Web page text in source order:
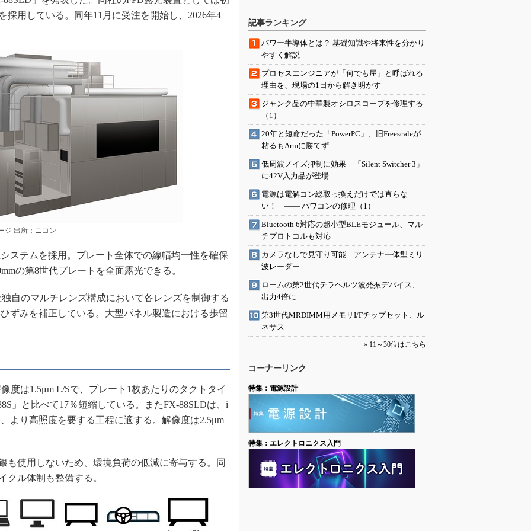
動入門講
設計」
験はど
Thread
Wave
採用している。同年11月に受注を開始し、2026年4
ジ 出所：ニコン
テムを採用。プレート全体での線幅均一性を確保
の第8世代プレートを全面露光できる。
自のマルチレンズ構成において各レンズを制御する
ずみを補正している。大型パネル製造における歩留
は1.5μm L/Sで、プレート1枚あたりのタクトタイ
」と比べて17％短縮している。またFX-88SLDは、i
より高照度を要する工程に適する。解像度は2.5μm
使用しないため、環境負荷の低減に寄与する。同
クル体制も整備する。
記事ランキング
パワー半導体とは？ 基礎知識や将来性を分かり
やすく解説
プロセスエンジニアが「何でも屋」と呼ばれる
理由を、現場の1日から解き明かす
ジャンク品の中華製オシロスコープを修理する
（1）
20年と短命だった「PowerPC」、旧Freescaleが
粘るもArmに勝てず
低周波ノイズ抑制に効果 「Silent Switcher 3」
に42V入力品が登場
電源は電解コン総取っ換えだけでは直らな
い！ ―― パワコンの修理（1）
Bluetooth 6対応の超小型BLEモジュール、マル
チプロトコルも対応
カメラなしで見守り可能 アンテナ一体型ミリ
波レーダー
ロームの第2世代テラヘルツ波発振デバイス、
出力4倍に
第3世代MRDIMM用メモリI/Fチップセット、ル
ネサス
» 11～30位はこちら
コーナーリンク
特集：電源設計
特集：エレクトロニクス入門